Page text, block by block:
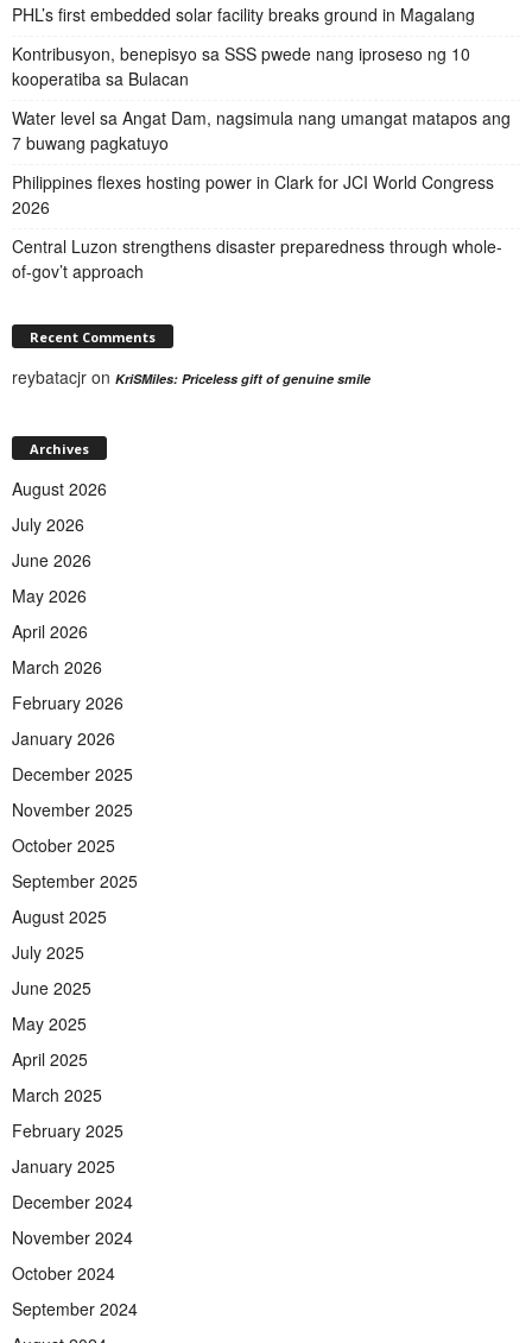
PHL’s first embedded solar facility breaks ground in Magalang
Kontribusyon, benepisyo sa SSS pwede nang iproseso ng 10
kooperatiba sa Bulacan
Water level sa Angat Dam, nagsimula nang umangat matapos ang
7 buwang pagkatuyo
Philippines flexes hosting power in Clark for JCI World Congress
2026
Central Luzon strengthens disaster preparedness through whole-
of-gov’t approach
Recent Comments
reybatacjr on KriSMiles: Priceless gift of genuine smile
Archives
August 2026
July 2026
June 2026
May 2026
April 2026
March 2026
February 2026
January 2026
December 2025
November 2025
October 2025
September 2025
August 2025
July 2025
June 2025
May 2025
April 2025
March 2025
February 2025
January 2025
December 2024
November 2024
October 2024
September 2024